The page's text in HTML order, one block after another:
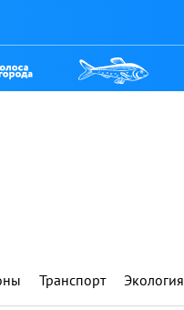
Транспорт Экология